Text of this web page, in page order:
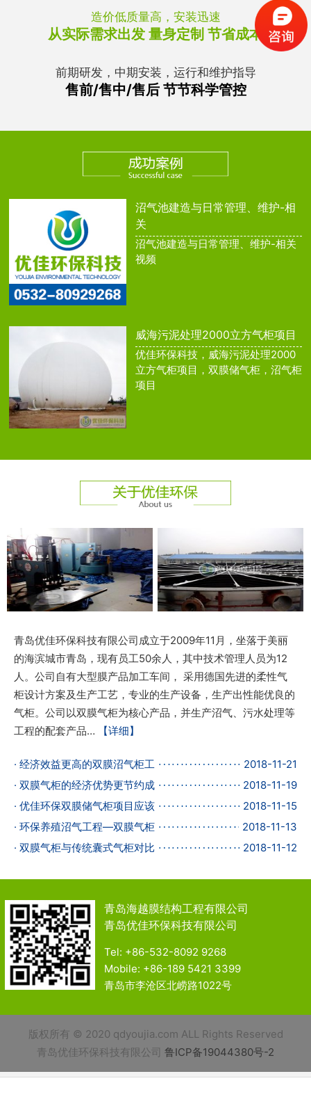
造价低质量高，安装迅速
从实际需求出发 量身定制 节省成本
前期研发，中期安装，运行和维护指导
售前/售中/售后 节节科学管控
沼气池建造与日常管理、维护-相
关
沼气池建造与日常管理、维护-相关
视频
威海污泥处理2000立方气柜项目
优佳环保科技，威海污泥处理2000
立方气柜项目，双膜储气柜，沼气柜
项目
青岛优佳环保科技有限公司成立于2009年11月，坐落于美丽
的海滨城市青岛，现有员工50余人，其中技术管理人员为12
人。公司自有大型膜产品加工车间， 采用德国先进的柔性气
柜设计方案及生产工艺，专业的生产设备，生产出性能优良的
气柜。公司以双膜气柜为核心产品，并生产沼气、污水处理等
工程的配套产品…
【详细】
· 经济效益更高的双膜沼气柜工
2018-11-21
· 双膜气柜的经济优势更节约成
2018-11-19
· 优佳环保双膜储气柜项目应该
2018-11-15
· 环保养殖沼气工程—双膜气柜
2018-11-13
· 双膜气柜与传统囊式气柜对比
2018-11-12
青岛海越膜结构工程有限公司
青岛优佳环保科技有限公司
Tel: +86-532-8092 9268
Mobile: +86-189 5421 3399
青岛市李沧区北崂路1022号
版权所有 © 2020 qdyoujia.com ALL Rights Reserved
青岛优佳环保科技有限公司 鲁ICP备19044380号-2